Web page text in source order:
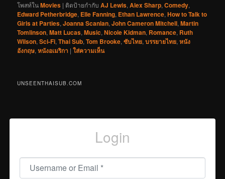
โพสท์ในMovies | ติดป้ายกำกับ AJ Lewis,Alex Sharp,Comedy,
Edward Petherbridge, Elle Fanning, Ethan Lawrence,How to Talk to
Girls at Parties,Joanna Scanlan,John Cameron Mitchell,Martin
Tomlinson,Matt Lucas,Music,Nicole Kidman, Romance, Ruth
Wilson,Sci-Fi,Thai Sub,Tom Brooke,ซับไทย,บรรยายไทย,หนัง
อังกฤษ,หนังอเมริกา |ใส่ความเห็น
UNSEENTHAISUB.COM
Login
Username or Email